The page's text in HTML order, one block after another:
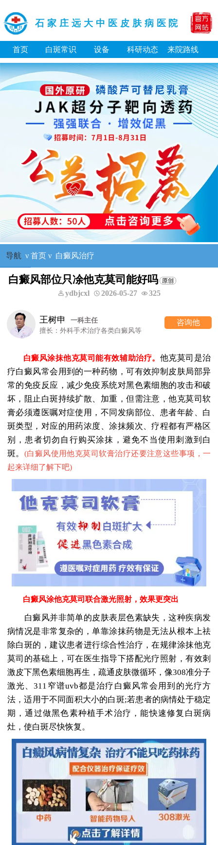
石家庄远大中医皮肤病医院
首页 白斑常识 设备 科研动态 来院路线
导航 ν 首页ν 白癜风治疗
白癜风部位只凃他克莫司能好吗
ydbjcxl 2026-05-27 325
王树申
一科主任
擅长：外科手术治疗各类白癜风等
咨询他
白癜风涂抹他克莫司能有效辅助治疗。 他克莫司是治
疗白癜风常会用到的一种药物，可有效抑制皮肤局部异
常的免疫反应，减少免疫系统对黑色素细胞的攻击和破
坏，阻止白斑持续扩散、加重，但需注意，他克莫司软
膏必须遵医嘱对症使用，不同发病部位、患者年龄、白
斑类型，对应的用药浓度、涂抹频次、疗程都有严格区
别，患者切勿自行购买涂抹，避免不当使用刺激到白
斑。 (白癜风使用他克莫司软膏治疗还要注意这些事项，一
起来详细了解下吧)
白癜风涂他克莫司联合激光照射，效果更突出
白癜风并非简单的皮肤表层色素缺失，这种疾病发
病情况是非常复杂的，单靠涂抹药物是无法从根本上祛
除白斑的，建议患者进行综合性治疗，在规律涂抹他克
莫司的基础上，可在医生指导下搭配光疗照射，有效刺
激皮下黑色素细胞再生，疏通皮肤微循环，像308准分子
激光、311窄谱uvb都是治疗白癜风常会用到的光疗方
法，适用于不同面积大小的白斑;若患者的病情处于稳定
期，通过做黑色素种植手术治疗，能快速修复白斑病
灶，使白斑尽快恢复。